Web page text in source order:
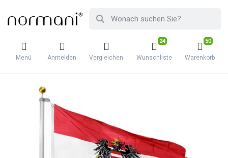
Menü Anmelden Vergleichen
24
Wunschliste
50
Warenkorb